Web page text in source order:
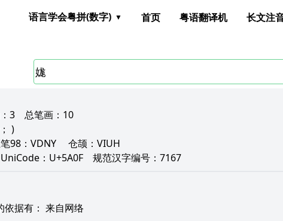
语言学会粤拼(数字) 首页 粤语翻译机 长文注
3 总笔画： 10
)
98： VDNY 仓颉： VIUH
UniCode： U+5A0F 规范汉字编号： 7167
依据有 ： 来自网络